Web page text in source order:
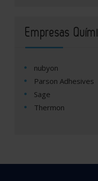
Empresas
nubyon
Parson Adhesives
Sage
Thermon